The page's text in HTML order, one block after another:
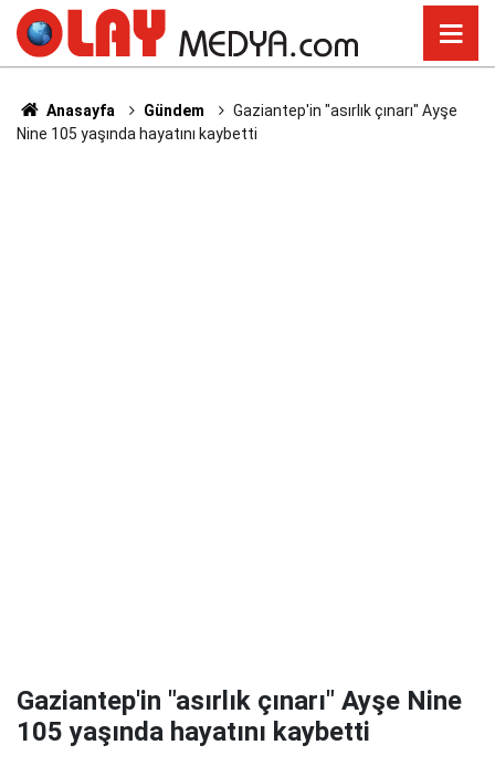
Anasayfa Gündem
Gaziantep'in "asırlık çınarı" Ayşe
Nine 105 yaşında hayatını kaybetti
Gaziantep'in "asırlık çınarı" Ayşe Nine
105 yaşında hayatını kaybetti